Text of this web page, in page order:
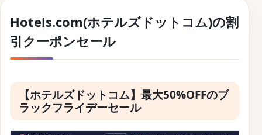
Hotels.com(ホテルズドットコム)の割
引クーポンセール
【ホテルズドットコム】最大50%OFFのブ
ラックフライデーセール